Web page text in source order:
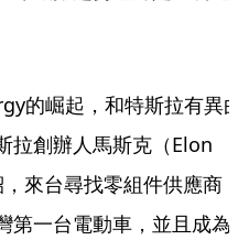
的崛起，和特斯拉有異
拉創辦人馬斯克（Elon
來台尋找零組件供應商
第一台電動車，並且成為